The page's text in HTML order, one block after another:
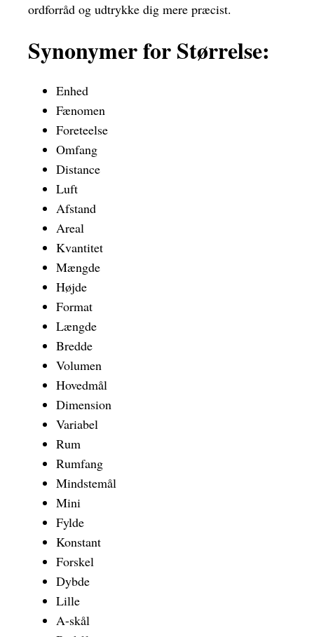
ordforråd og udtrykke dig mere præcist.
Synonymer for Størrelse:
Enhed
Fænomen
Foreteelse
Omfang
Distance
Luft
Afstand
Areal
Kvantitet
Mængde
Højde
Format
Længde
Bredde
Volumen
Hovedmål
Dimension
Variabel
Rum
Rumfang
Mindstemål
Mini
Fylde
Konstant
Forskel
Dybde
Lille
A-skål